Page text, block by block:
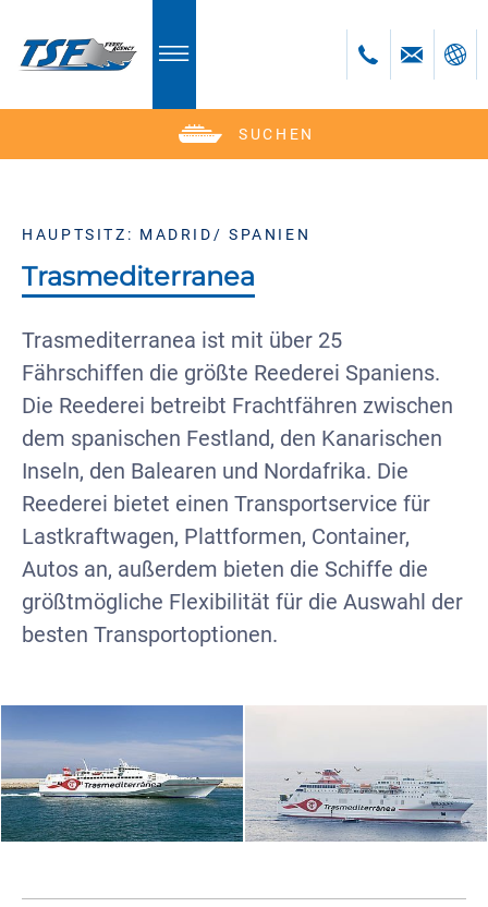
SUCHEN
HAUPTSITZ: MADRID/ SPANIEN
Trasmediterranea
Trasmediterranea ist mit über 25
Fährschiffen die größte Reederei Spaniens.
Die Reederei betreibt Frachtfähren zwischen
dem spanischen Festland, den Kanarischen
Inseln, den Balearen und Nordafrika. Die
Reederei bietet einen Transportservice für
Lastkraftwagen, Plattformen, Container,
Autos an, außerdem bieten die Schiffe die
größtmögliche Flexibilität für die Auswahl der
besten Transportoptionen.